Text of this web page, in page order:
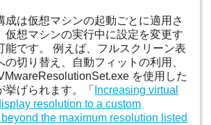
成は仮想マシンの起動ごとに適用さ
仮想マシンの実行中に設定を変更す
能です。 例えば、フルスクリーン表
の切り替え、自動フィットの利用、
を使用した
挙げられます。「
Increasing virtual
resolution to a custom
the maximum resolution listed